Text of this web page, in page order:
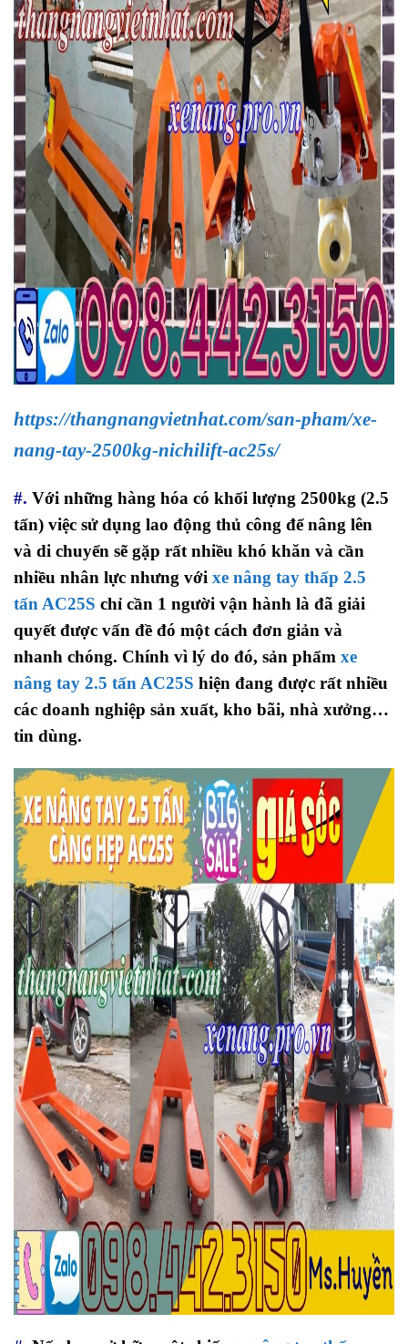
https://thangnangvietnhat.com/san-pham/xe-
nang-tay-2500kg-nichilift-ac25s/
#. Với những hàng hóa có khối lượng 2500kg (2.5
tấn) việc sử dụng lao động thủ công để nâng lên
và di chuyển sẽ gặp rất nhiều khó khăn và cần
nhiều nhân lực nhưng với xe nâng tay thấp 2.5
tấn AC25S chỉ cần 1 người vận hành là đã giải
quyết được vấn đề đó một cách đơn giản và
nhanh chóng. Chính vì lý do đó, sản phẩm xe
nâng tay 2.5 tấn AC25S hiện đang được rất nhiều
các doanh nghiệp sản xuất, kho bãi, nhà xưởng…
tin dùng.